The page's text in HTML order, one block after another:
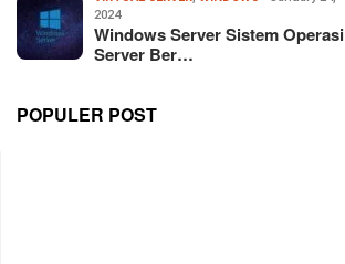
2024
Windows Server Sistem Operasi
Server Ber…
POPULER POST